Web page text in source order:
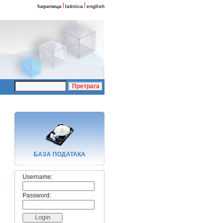
ћирилица latinica english
БАЗA ПОДАТАКА
Username:
Password: